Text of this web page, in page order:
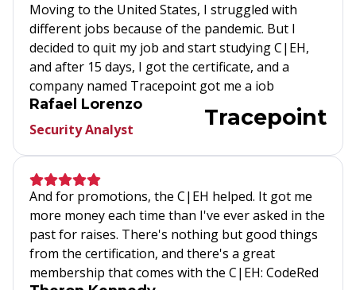
Moving to the United States, I struggled with
different jobs because of the pandemic. But I
decided to quit my job and start studying C|EH,
and after 15 days, I got the certificate, and a
company named Tracepoint got me a iob
Rafael Lorenzo
Security Analyst
Tracepoint
And for promotions, the C|EH helped. It got me
more money each time than I've ever asked in the
past for raises. There's nothing but good things
from the certification, and there's a great
membership that comes with the C|EH: CodeRed